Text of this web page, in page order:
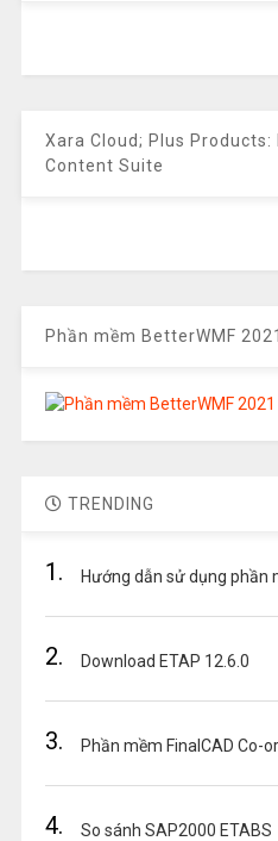
Xara Cloud; Plus
Content Suite
Phần mềm BetterWMF 2021
TRENDING
1. Hướng dẫn sử dụng phần
2. Download ETAP 12.6.0
3. Phần mềm FinalCAD Co-
4. So sánh SAP2000 ETABS